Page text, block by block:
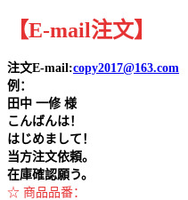
【E-mail注文】
注文E-mail:copy2017@163.com
例：
田中 一修 様
こんばんは！
はじめまして！
当方注文依頼。
在庫確認願う。
☆ 商品品番：